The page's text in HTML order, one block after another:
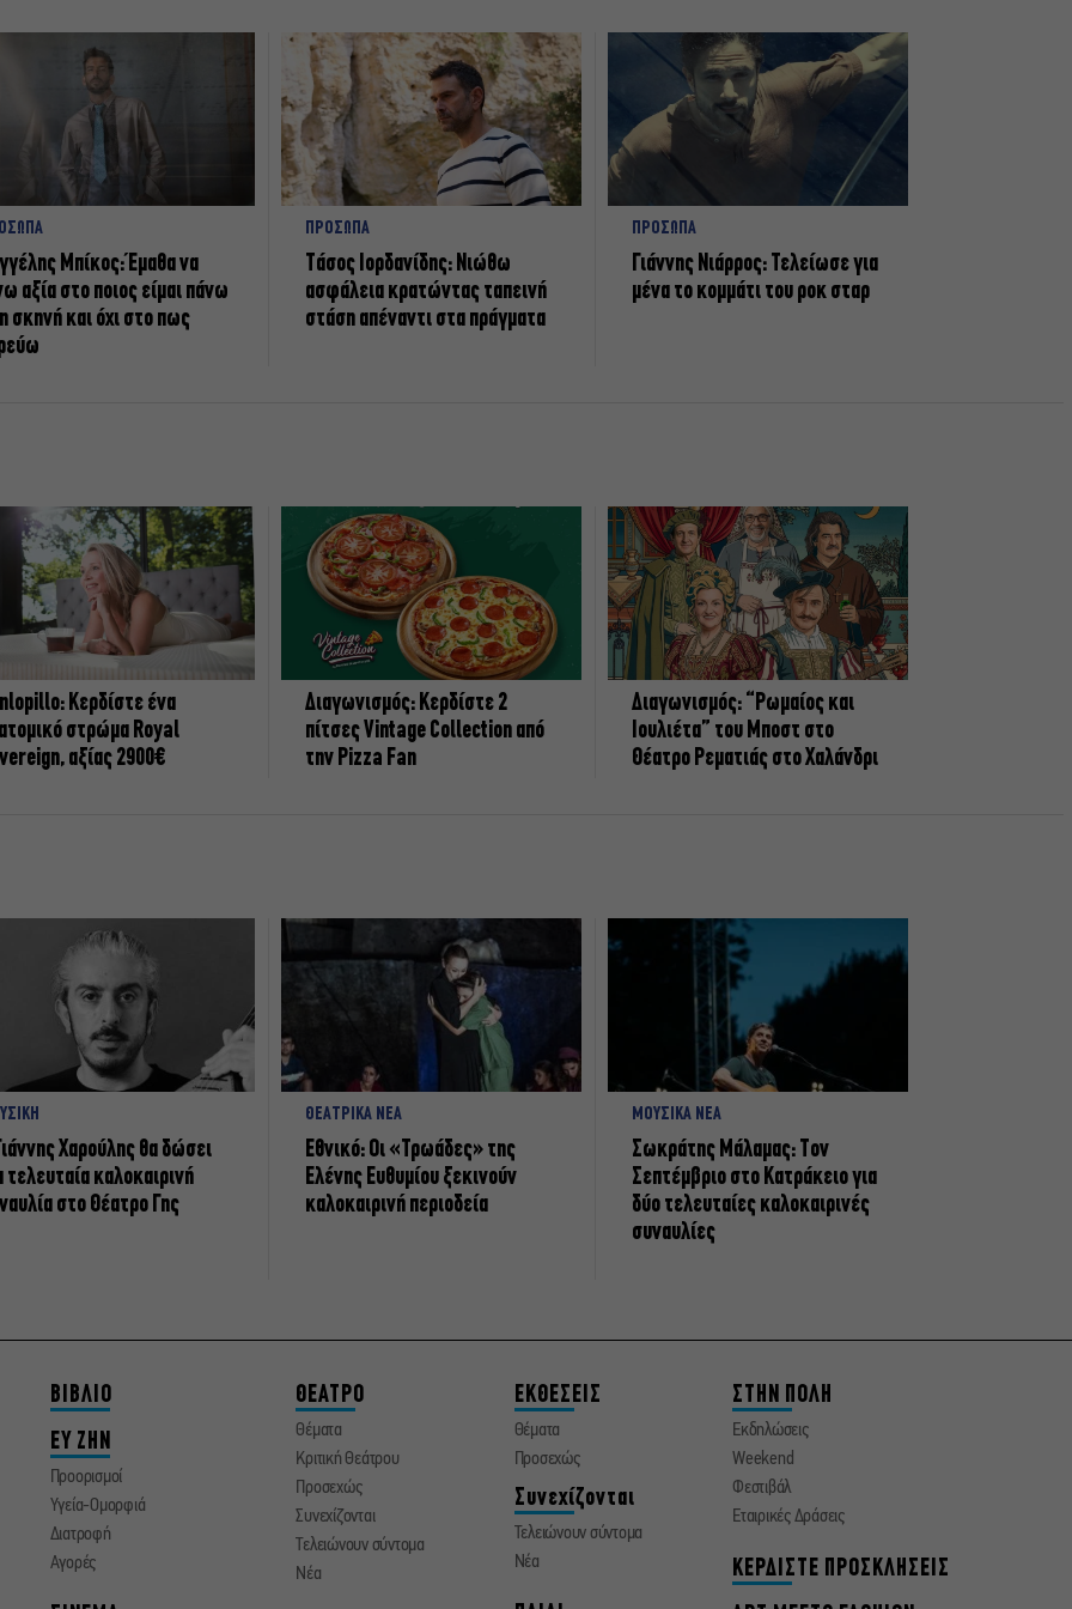
Μπίκος: Έμαθα να
αξία στο ποιος είμαι πάνω
σκηνή και όχι στο πως
ΠΡΟΣΩΠΑ
Tάσος Ιορδανίδης: Νιώθω
ασφάλεια κρατώντας ταπεινή
στάση απέναντι στα πράγματα
ΠΡΟΣΩΠΑ
Γιάννης Νιάρρος: Τελείωσε για
μένα το κομμάτι του ροκ σταρ
Κερδίστε ένα
στρώμα Royal
αξίας 2900€
Διαγωνισμός: Κερδίστε 2
πίτσες Vintage Collection από
την Pizza Fan
Διαγωνισμός: “Ρωμαίος και
Ιουλιέτα” του Μποστ στο
Θέατρο Ρεματιάς στο Χαλάνδρι
Χαρούλης θα δώσει
τελευταία καλοκαιρινή
στο Θέατρο Γης
ΘΕΑΤΡΙΚΑ ΝΕΑ
Εθνικό: Οι «Τρωάδες» της
Ελένης Ευθυμίου ξεκινούν
καλοκαιρινή περιοδεία
ΜΟΥΣΙΚΑ ΝΕΑ
Σωκράτης Μάλαμας: Τον
Σεπτέμβριο στο Κατράκειο για
δύο τελευταίες καλοκαιρινές
συναυλίες
ΒΙΒΛΙΟ
ΕΥ ΖΗΝ
Προορισμοί
Υγεία-Ομορφιά
Διατροφή
Αγορές
ΘΕΑΤΡΟ
Θέματα
Κριτική Θεάτρου
Προσεχώς
Συνεχίζονται
Τελειώνουν σύντομα
Νέα
ΕΚΘΕΣΕΙΣ
Θέματα
Προσεχώς
Συνεχίζονται
Τελειώνουν σύντομα
Νέα
ΣΤΗΝ ΠΟΛΗ
Εκδηλώσεις
Weekend
Φεστιβάλ
Εταιρικές Δράσεις
ΚΕΡΔΙΣΤΕ ΠΡΟΣΚΛΗΣΕΙΣ